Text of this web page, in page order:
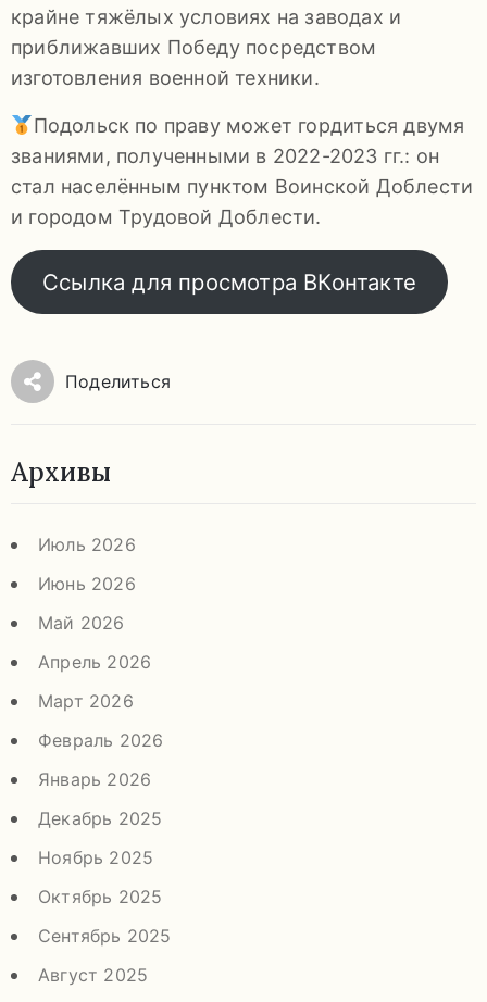
крайне тяжёлых условиях на заводах и
приближавших Победу посредством
изготовления военной техники.
Подольск по праву может гордиться двумя
званиями, полученными в 2022-2023 гг.: он
стал населённым пунктом Воинской Доблести
и городом Трудовой Доблести.
Ссылка для просмотра ВКонтакте
Поделиться
Архивы
Июль 2026
Июнь 2026
Май 2026
Апрель 2026
Март 2026
Февраль 2026
Январь 2026
Декабрь 2025
Ноябрь 2025
Октябрь 2025
Сентябрь 2025
Август 2025